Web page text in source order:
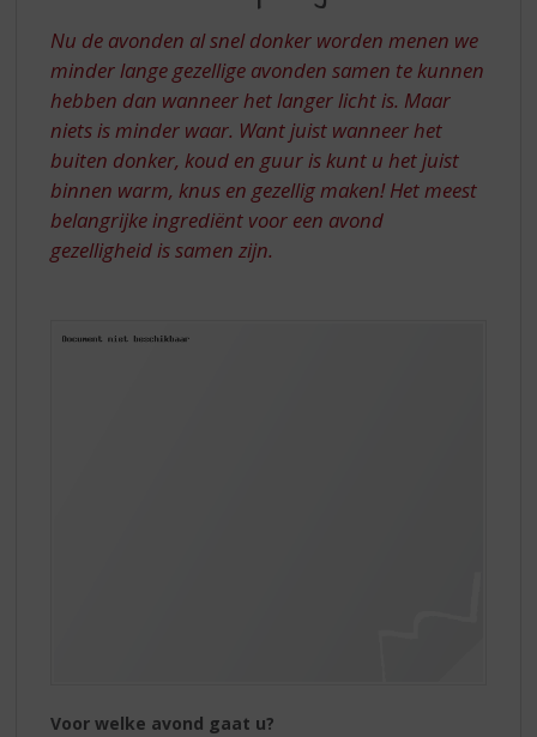
TOPSLIJTER
Nu de avonden al snel donker worden menen we
minder lange gezellige avonden samen te kunnen
hebben dan wanneer het langer licht is. Maar
niets is minder waar. Want juist wanneer het
buiten donker, koud en guur is kunt u het juist
binnen warm, knus en gezellig maken! Het meest
belangrijke ingrediënt voor een avond
gezelligheid is samen zijn.
Voor welke avond gaat u?